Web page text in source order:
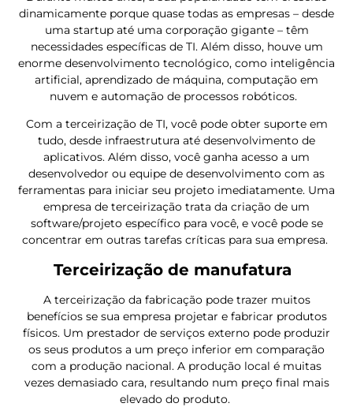
dinamicamente porque quase todas as empresas – desde
uma startup até uma corporação gigante – têm
necessidades específicas de TI. Além disso, houve um
enorme desenvolvimento tecnológico, como inteligência
artificial, aprendizado de máquina, computação em
nuvem e automação de processos robóticos.
Com a terceirização de TI, você pode obter suporte em
tudo, desde infraestrutura até desenvolvimento de
aplicativos. Além disso, você ganha acesso a um
desenvolvedor ou equipe de desenvolvimento com as
ferramentas para iniciar seu projeto imediatamente. Uma
empresa de terceirização trata da criação de um
software/projeto específico para você, e você pode se
concentrar em outras tarefas críticas para sua empresa.
Terceirização de manufatura
A terceirização da fabricação pode trazer muitos
benefícios se sua empresa projetar e fabricar produtos
físicos. Um prestador de serviços externo pode produzir
os seus produtos a um preço inferior em comparação
com a produção nacional. A produção local é muitas
vezes demasiado cara, resultando num preço final mais
elevado do produto.